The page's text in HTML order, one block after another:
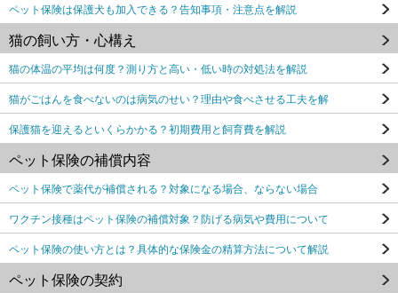
ペット保険は保護犬も加入できる？告知事項・注意点を解説
猫の飼い方・心構え
猫の体温の平均は何度？測り方と高い・低い時の対処法を解説
猫がごはんを食べないのは病気のせい？理由や食べさせる工夫を解
保護猫を迎えるといくらかかる？初期費用と飼育費を解説
ペット保険の補償内容
ペット保険で薬代が補償される？対象になる場合、ならない場合
ワクチン接種はペット保険の補償対象？防げる病気や費用について
ペット保険の使い方とは？具体的な保険金の精算方法について解説
ペット保険の契約